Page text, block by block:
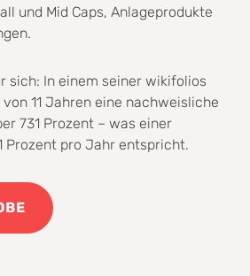
und Mid Caps, Anlageprodukte
sich: In einem seiner wikifolios
11 Jahren eine nachweisliche
731 Prozent – was einer
Prozent pro Jahr entspricht.